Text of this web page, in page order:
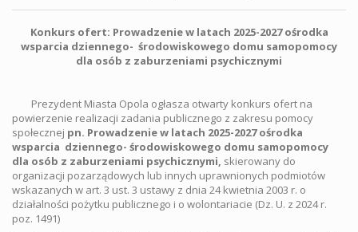
Konkurs ofert: Prowadzenie w latach 2025-2027 ośrodka
wsparcia dziennego- środowiskowego domu samopomocy
dla osób z zaburzeniami psychicznymi
Prezydent Miasta Opola ogłasza otwarty konkurs ofert na
powierzenie realizacji zadania publicznego z zakresu pomocy
społecznej pn. Prowadzenie w latach 2025-2027 ośrodka
wsparcia dziennego- środowiskowego domu samopomocy
dla osób z zaburzeniami psychicznymi, skierowany do
organizacji pozarządowych lub innych uprawnionych podmiotów
wskazanych w art. 3 ust. 3 ustawy z dnia 24 kwietnia 2003 r. o
działalności pożytku publicznego i o wolontariacie (Dz. U. z 2024 r.
poz. 1491)